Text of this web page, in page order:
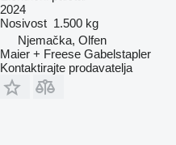
2024
Nosivost 1.500 kg
Njemačka, Olfen
Maier + Freese Gabelstapler
Kontaktirajte prodavatelja